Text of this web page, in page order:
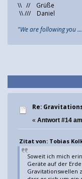
\\ // Grüße
\\ /// Daniel
"We are following you
Re:
« Antwort #14
Zitat von: Tobias
Soweit ich mich
Geräte auf der
Gravitationswellen